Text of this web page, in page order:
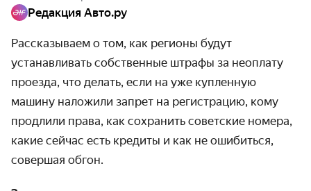
Редакция Авто.ру
Рассказываем о том, как регионы будут
устанавливать собственные штрафы за неоплату
проезда, что делать, если на уже купленную
машину наложили запрет на регистрацию, кому
продлили права, как сохранить советские номера,
какие сейчас есть кредиты и как не ошибиться,
совершая обгон.